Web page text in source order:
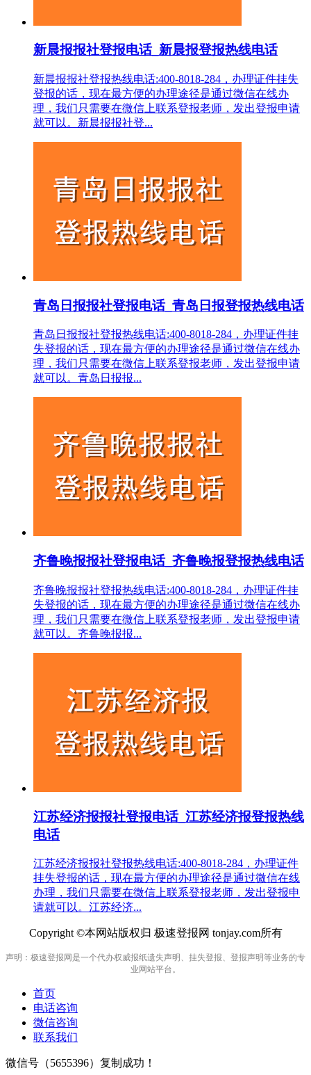
新晨报报社登报电话_新晨报登报热线电话
新晨报报社登报热线电话:400-8018-284，办理证件挂失
登报的话，现在最方便的办理途径是通过微信在线办
理，我们只需要在微信上联系登报老师，发出登报申请
就可以。新晨报报社登...
青岛日报报社登报电话_青岛日报登报热线电话
青岛日报报社登报热线电话:400-8018-284，办理证件挂
失登报的话，现在最方便的办理途径是通过微信在线办
理，我们只需要在微信上联系登报老师，发出登报申请
就可以。青岛日报报...
齐鲁晚报报社登报电话_齐鲁晚报登报热线电话
齐鲁晚报报社登报热线电话:400-8018-284，办理证件挂
失登报的话，现在最方便的办理途径是通过微信在线办
理，我们只需要在微信上联系登报老师，发出登报申请
就可以。齐鲁晚报报...
江苏经济报报社登报电话_江苏经济报登报热线
电话
江苏经济报报社登报热线电话:400-8018-284，办理证件
挂失登报的话，现在最方便的办理途径是通过微信在线
办理，我们只需要在微信上联系登报老师，发出登报申
请就可以。江苏经济...
Copyright ©本网站版权归 极速登报网 tonjay.com所有
声明：极速登报网是一个代办权威报纸遗失声明、挂失登报、登报声明等业务的专
业网站平台。
首页
电话咨询
微信咨询
联系我们
微信号（5655396）复制成功！